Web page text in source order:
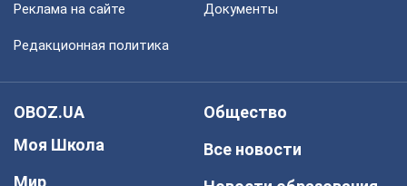
Реклама на сайте Документы
Редакционная политика
OBOZ.UA
Моя Школа
Мир
Общество
Все новости